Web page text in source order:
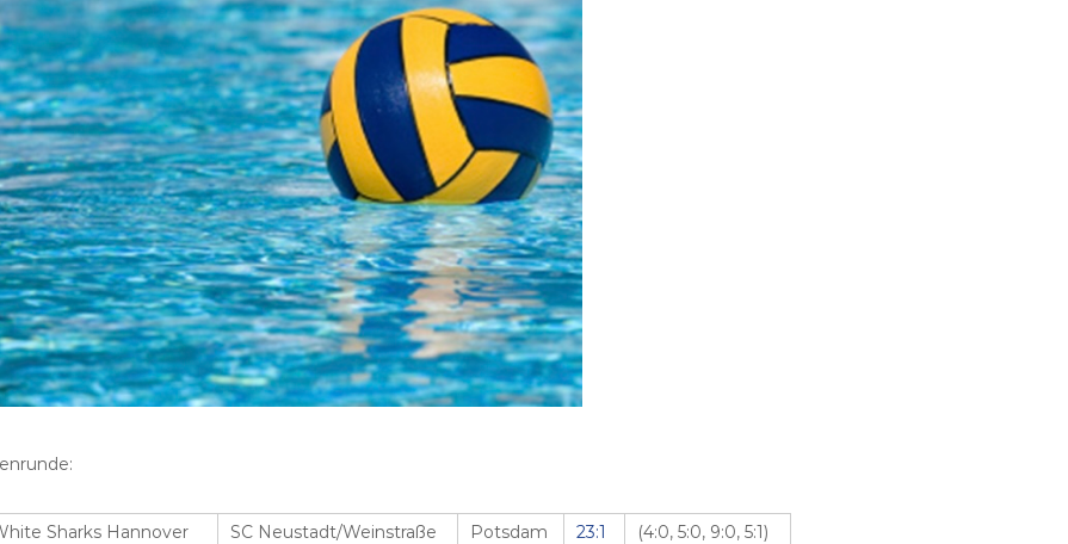
Sharks Hannover SC Neustadt/Weinstraße Potsdam 23:1
(4:0, 5:0, 9:0, 5:1)